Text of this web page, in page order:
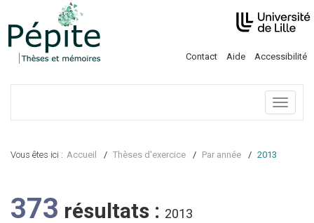
Contact Aide Accessibilité
Menu
Vous êtes ici : Accueil Thèses d'exercice Par année 2013
373 résultats : 2013